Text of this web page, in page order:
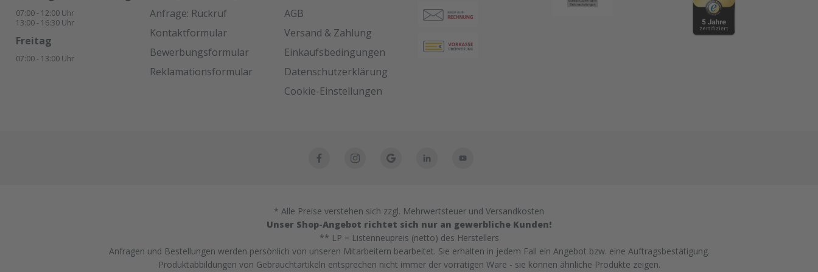
Fuge mit einem Spatel mit
Hilfe eines Glättmittels. Achten
Sie darauf, dass keine
Seifenlösung zwischen die
Dichtmittel gelangt (um die
Haftwirkung nicht zu
Temperaturen zwischen +5°C
bgabe:Nur in Verbindung mit
Bestellung von Ersatzplatten in
passender Menge!
07:00 - 12:00 Uhr
13:00 - 16:30 Uhr
Freitag
07:00 - 13:00 Uhr
Anfrage: Rückruf
Kontaktformular
Bewerbungsformular
Reklamationsformular
AGB
Versand & Zahlung
Einkaufsbedingungen
Datenschutzerklärung
Cookie-Einstellungen
* Alle Preise verstehen sich zzgl. Mehrwertsteuer und Versandkosten
Unser Shop-Angebot richtet sich nur an gewerbliche Kunden!
** LP = Listenneupreis (netto) des Herstellers
Anfragen und Bestellungen werden persönlich von unseren Mitarbeitern bearbeitet. Sie erhalten in jedem Fall ein Angebot bzw. eine Auftragsbestätigung.
Produktabbildungen von Gebrauchtartikeln entsprechen nicht immer der vorrätigen Ware - sie können ähnliche Produkte zeigen.